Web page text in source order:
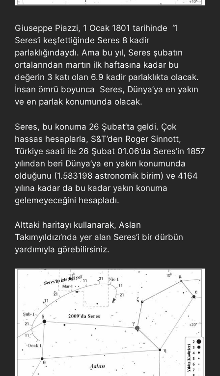
Giuseppe Piazzi, 1 Ocak 1801 tarihinde ‘1
Seres’i keşfettiğinde Seres 8 kadir
parlaklığındaydı. Ama bu yıl, Seres şubatın
ortalarından martın ilk haftasına kadar bu
değerin 3 katı olan 6.9 kadir parlaklıkta olacak.
İnsan ömrü boyunca Seres, Dünya’ya en yakın
ve en parlak konumunda olacak.
Seres, bu konuma 26 Şubat’ta geldi. Çok
hassas hesaplarla, S&T’den Roger Sinnott,
Türkiye saati ile 26 Şubat 01.06’da Seres’in 1857
yılından beri Dünya’ya en yakın konumunda
olduğunu (1.583198 astronomik birim) ve 4164
yılına kadar da bu kadar yakın konuma
gelemeyeceğini hesapladı.
Alttaki haritayı kullanarak, Aslan
Takımyıldızı’nda yer alan Seres’i bir dürbün
yardımıyla görebilirsiniz.